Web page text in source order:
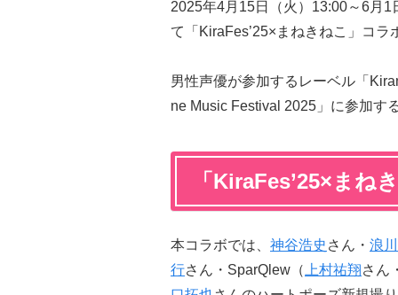
2025年4月15日（火）13:00～6月
て「KiraFes’25×まねきねこ」コ
男性声優が参加するレーベル「
ne Music Festival 2025」に参加す
「KiraFes’25×まね
本コラボでは、 神谷浩史 さん・ 浪
行さん・SparQlew（ 上村祐翔さん